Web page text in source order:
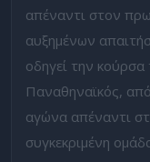
απέναντι στον
αυξημένων
οδηγεί την
Παναθηναϊκός,
αγώνα απέναντι
συγκεκριμένη